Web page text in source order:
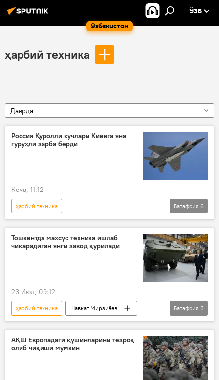
Ўзбекистон
ЎЗБ
ҳарбий техника
Даврда
Россия Қуролли кучлари Киевга яна
гуруҳли зарба берди
Кеча, 11:12
ҳарбий техника
Россиянинг Донбассдаги махсус ҳарбий операцияси
Россия
Украина
Қуролли Кучлар
Киев
Батафсил 6
Тошкентда махсус техника ишлаб
чиқарадиган янги завод қурилади
23 Июл, 09:12
ҳарбий техника
Шавкат Мирзиёев
автомобил
Жамият Тошкент
Батафсил 3
АҚШ Европадаги қўшинларини тезроқ
олиб чиқиши мумкин